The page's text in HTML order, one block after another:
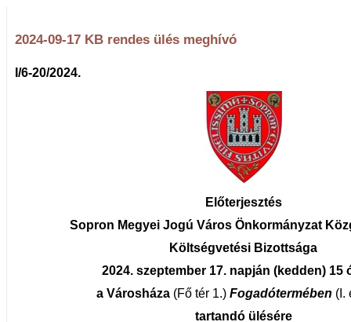
2024-09-17 KB rendes ülés meghívó
I/6-20/2024.
Előterjesztés
Sopron Megyei Jogú Város Önkormányzat
Költségvetési Bizottsága
2024. szeptember 17. napján (kedden) 15
a Városháza (Fő tér 1.) Fogadótermében (I.
tartandó ülésére